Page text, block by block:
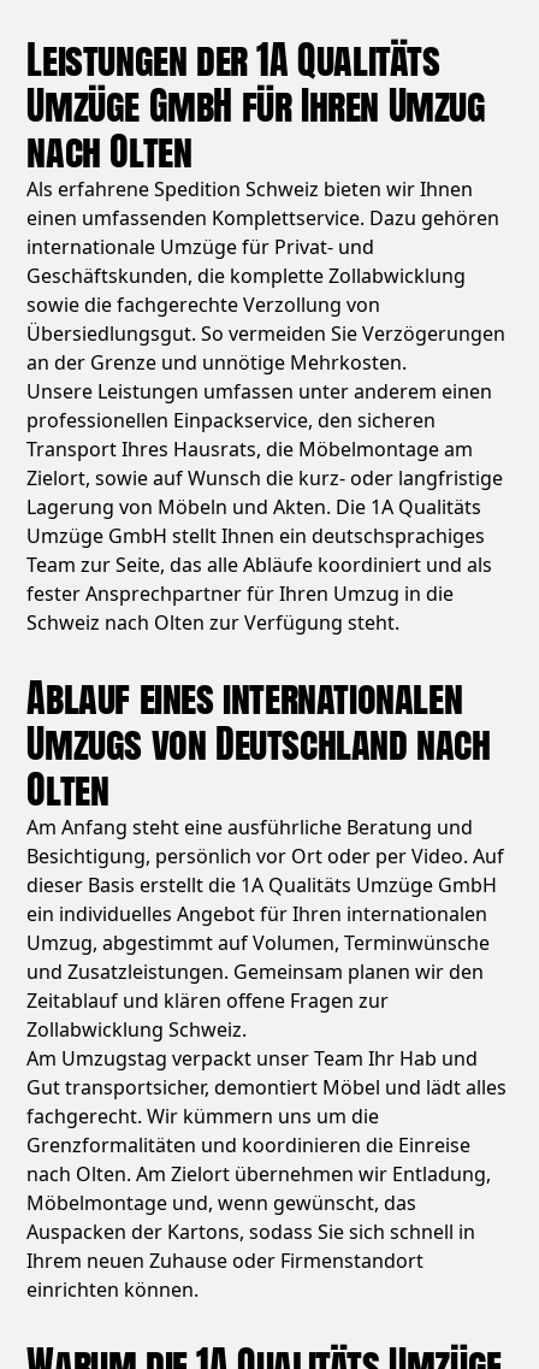
Leistungen der 1A Qualitäts
Umzüge GmbH für Ihren Umzug
nach Olten
Als erfahrene Spedition Schweiz bieten wir Ihnen
einen umfassenden Komplettservice. Dazu gehören
internationale Umzüge für Privat- und
Geschäftskunden, die komplette Zollabwicklung
sowie die fachgerechte Verzollung von
Übersiedlungsgut. So vermeiden Sie Verzögerungen
an der Grenze und unnötige Mehrkosten.
Unsere Leistungen umfassen unter anderem einen
professionellen Einpackservice, den sicheren
Transport Ihres Hausrats, die Möbelmontage am
Zielort, sowie auf Wunsch die kurz- oder langfristige
Lagerung von Möbeln und Akten. Die 1A Qualitäts
Umzüge GmbH stellt Ihnen ein deutschsprachiges
Team zur Seite, das alle Abläufe koordiniert und als
fester Ansprechpartner für Ihren Umzug in die
Schweiz nach Olten zur Verfügung steht.
Ablauf eines internationalen
Umzugs von Deutschland nach
Olten
Am Anfang steht eine ausführliche Beratung und
Besichtigung, persönlich vor Ort oder per Video. Auf
dieser Basis erstellt die 1A Qualitäts Umzüge GmbH
ein individuelles Angebot für Ihren internationalen
Umzug, abgestimmt auf Volumen, Terminwünsche
und Zusatzleistungen. Gemeinsam planen wir den
Zeitablauf und klären offene Fragen zur
Zollabwicklung Schweiz.
Am Umzugstag verpackt unser Team Ihr Hab und
Gut transportsicher, demontiert Möbel und lädt alles
fachgerecht. Wir kümmern uns um die
Grenzformalitäten und koordinieren die Einreise
nach Olten. Am Zielort übernehmen wir Entladung,
Möbelmontage und, wenn gewünscht, das
Auspacken der Kartons, sodass Sie sich schnell in
Ihrem neuen Zuhause oder Firmenstandort
einrichten können.